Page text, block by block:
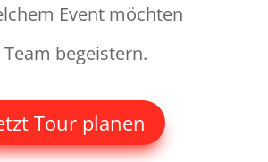
Event möchten
Team begeistern.
Tour planen